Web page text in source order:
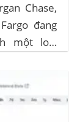
Chase,
đang
một loại